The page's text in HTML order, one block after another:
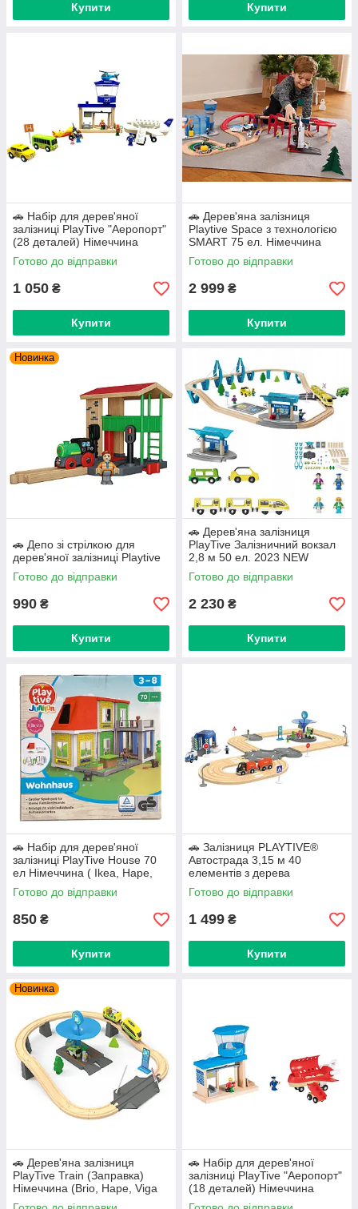
Купити Купити
🚗 Набір для дерев'яної
залізниці PlayTive "Аеропорт"
(28 деталей) Німеччина
Готово до відправки
1 050 ₴
Купити
🚗 Дерев'яна залізниця
Playtive Space з технологією
SMART 75 ел. Німеччина
Готово до відправки
2 999 ₴
Купити
Новинка
🚗 Депо зі стрілкою для
дерев'яної залізниці Playtive
Готово до відправки
990 ₴
Купити
🚗 Дерев'яна залізниця
PlayTive Залізничний вокзал
2,8 м 50 ел. 2023 NEW
Готово до відправки
2 230 ₴
Купити
🚗 Набір для дерев'яної
залізниці PlayTive House 70
ел Німеччина ( Ikea, Hape,
Brio )
Готово до відправки
850 ₴
Купити
🚗 Залізниця PLAYTIVE®
Автострада 3,15 м 40
елементів з дерева
Німеччина
Готово до відправки
1 499 ₴
Купити
Новинка
🚗 Дерев'яна залізниця
PlayTive Train (Заправка)
Німеччина (Brio, Hape, Viga
Toys, Ikea)
🚗 Набір для дерев'яної
залізниці PlayTive "Аеропорт"
(18 деталей) Німеччина